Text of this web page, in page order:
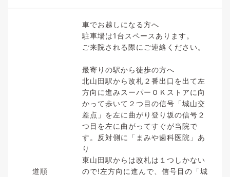
道順
車でお越しになる方へ
駐車場は1台スペースあります。
ご来院される際にご連絡ください。
最寄りの駅から徒歩の方へ
北山田駅から改札２番出口を出て左
方向に進みスーパーＯＫストアに向
かって歩いて２つ目の信号「城山交
差点」を左に曲がり登り坂の信号２
つ目を左に曲がってすぐが当院で
す。反対側に「まみや歯科医院」あ
り
東山田駅からは改札は１つしかない
ので!左方向に進んで、信号目の「城